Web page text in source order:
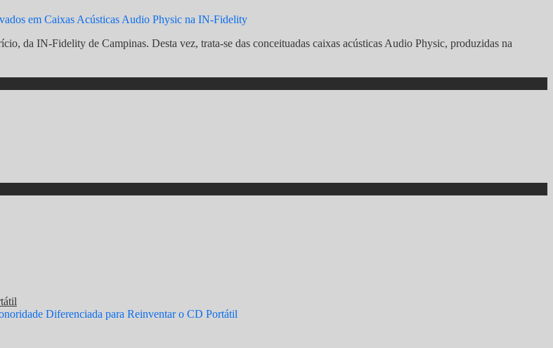
em Caixas Acústicas Audio Physic na IN-Fidelity
da IN-Fidelity de Campinas. Desta vez, trata-se das conceituadas caixas acústicas Audio Physic, produzidas na
Diferenciada para Reinventar o CD Portátil